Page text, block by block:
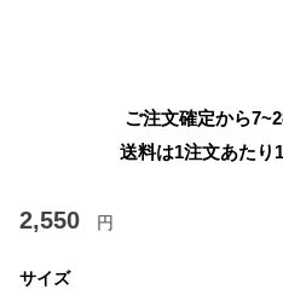
ご注文確定から
送料は1注文あたり
2,550 円
サイズ